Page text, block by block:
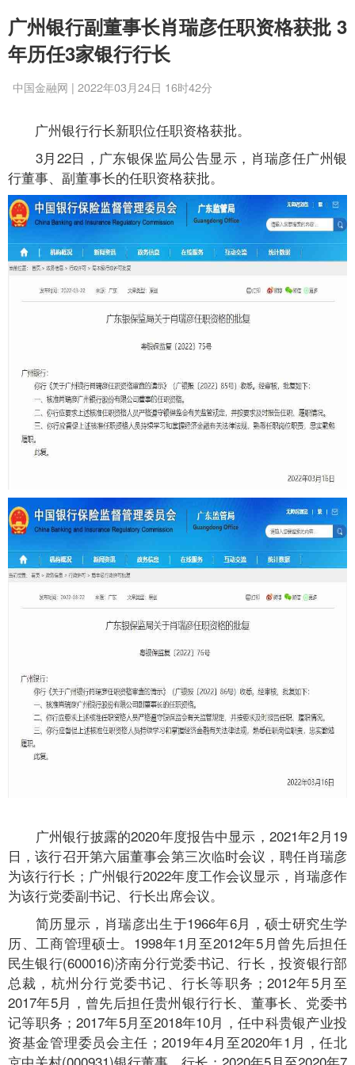
广州银行副董事长肖瑞彦任职资格获批 3
年历任3家银行行长
中国金融网 | 2022年03月24日 16时42分
广州银行行长新职位任职资格获批。
3月22日，广东银保监局公告显示，肖瑞彦任广州银
行董事、副董事长的任职资格获批。
广州银行披露的2020年度报告中显示，2021年2月19
日，该行召开第六届董事会第三次临时会议，聘任肖瑞彦
为该行行长；广州银行2022年度工作会议显示，肖瑞彦作
为该行党委副书记、行长出席会议。
简历显示，肖瑞彦出生于1966年6月，硕士研究生学
历、工商管理硕士。1998年1月至2012年5月曾先后担任
民生银行(600016)济南分行党委书记、行长，投资银行部
总裁，杭州分行党委书记、行长等职务；2012年5月至
2017年5月，曾先后担任贵州银行行长、董事长、党委书
记等职务；2017年5月至2018年10月，任中科贵银产业投
资基金管理委员会主任；2019年4月至2020年1月，任北